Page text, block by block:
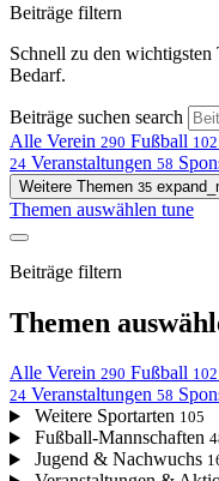
Beiträge filtern
Schnell zu den
Bedarf.
Beiträge suchen search
Alle Verein 290 Fußball 102
24 Veranstaltungen 58
Weitere Themen 35
Themen auswählen tune
Beiträge filtern
Themen
Alle Verein 290 Fußball 102
24 Veranstaltungen 58
Weitere Sportarten 105
Fußball-Mannschaften
Jugend & Nachwuchs